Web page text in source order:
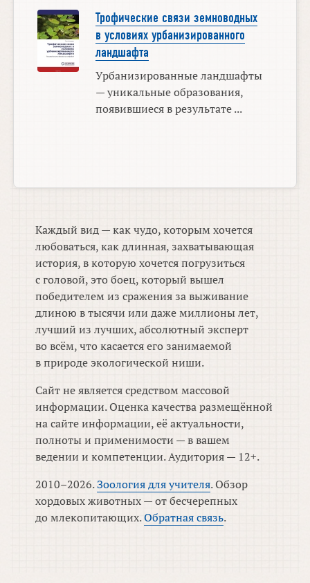
Трофические связи земноводных
в условиях урбанизированного
ландшафта
Урбанизированные ландшафты
— уникальные образования,
появившиеся в результате ...
Каждый вид — как чудо, которым хочется
любоваться, как длинная, захватывающая
история, в которую хочется погрузиться
с головой, это боец, который вышел
победителем из сражения за выживание
длиною в тысячи или даже миллионы лет,
лучший из лучших, абсолютный эксперт
во всём, что касается его занимаемой
в природе экологической ниши.
Сайт не является средством массовой
информации. Оценка качества размещённой
на сайте информации, её актуальности,
полноты и применимости — в вашем
ведении и компетенции. Аудитория — 12+.
2010–2026.Зоология для учителя. Обзор
хордовых животных — от бесчерепных
до млекопитающих.Обратная связь.